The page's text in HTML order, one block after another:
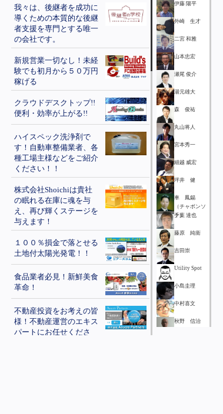
我々は、後継者を成功に
導くための本質的な後継
者支援を専門とする唯一
の会社です。
新規営業一切なし！未経
験でも初月から５０万円
稼げる
クラウドデスクトップ!!
便利・効率が上がる!!
ハイスペック洗浄剤で
す！自動車整備業者、各
種工場主様などをご紹介
ください！！
株式会社Shoichiは貴社
の眠れる在庫に魂を与
え、再び輝くステージを
与えます！
１００％損金で落とせる
土地付太陽光発電！！
食品業者必見！新鮮美食
革命！
不動産投資をお考えの皆
様！不動産運営のエキス
パートにお任せくださ
伊藤 陽平
外崎 生才
二宮 和雅
山本忠宏
瀬尾 俊介
湯元雄大
森 俊祐
丸山将人
宮本秀一
細越 威宏
坪井 健
車 鳳錫
（チャボンソ
ク）
千葉 達也
藤原 純衛
吉田崇
Utility Spot
小島圭理
中村喜文
秋野 信治